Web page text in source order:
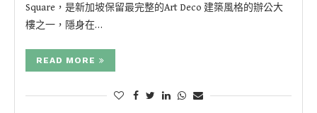
Square，是新加坡保留最完整的Art Deco 建築風格的辦公大
樓之一，隱身在…
READ MORE